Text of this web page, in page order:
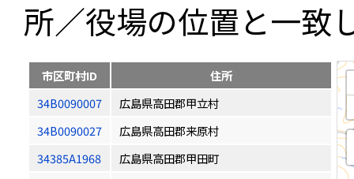
所／役場の位置と一致
市区町村ID
住所
34B0090007
広島県高田郡甲立村
34B0090027
広島県高田郡来原村
34385A1968
広島県高田郡甲田町